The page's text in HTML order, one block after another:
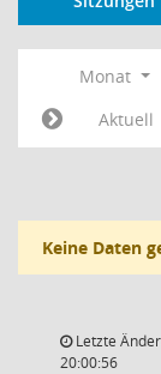
Monat
Aktuell
Keine Daten
Letzte
20:00:56